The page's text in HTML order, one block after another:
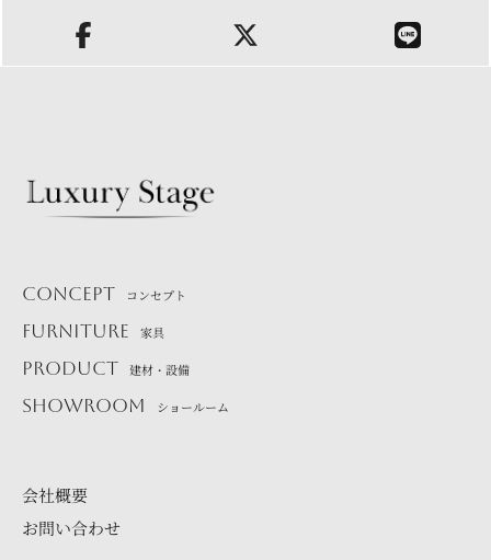
CONCEPT コンセプト
FURNITURE 家具
PRODUCT 建材・設備
SHOWROOM ショールーム
会社概要
お問い合わせ